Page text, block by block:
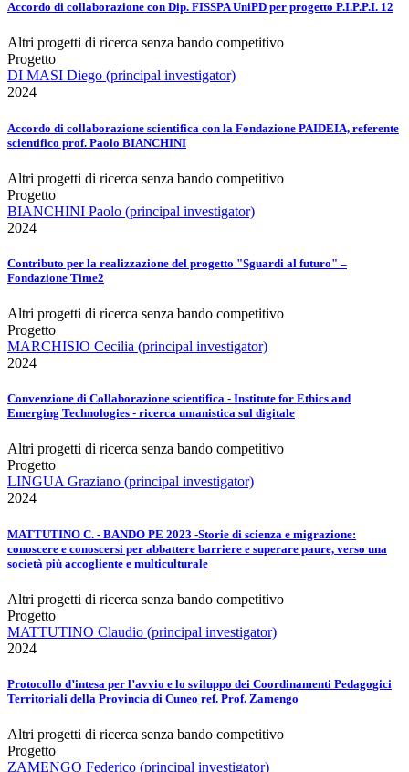
Accordo di collaborazione con Dip. FISSPA UniPD per progetto P.I.P.P.I. 12
Altri progetti di ricerca senza bando competitivo
Progetto
DI MASI Diego (principal investigator)
2024
Accordo di collaborazione scientifica con la Fondazione PAIDEIA, referente
scientifico prof. Paolo BIANCHINI
Altri progetti di ricerca senza bando competitivo
Progetto
BIANCHINI Paolo (principal investigator)
2024
Contributo per la realizzazione del progetto "Sguardi al futuro" –
Fondazione Time2
Altri progetti di ricerca senza bando competitivo
Progetto
MARCHISIO Cecilia (principal investigator)
2024
Convenzione di Collaborazione scientifica - Institute for Ethics and
Emerging Technologies - ricerca umanistica sul digitale
Altri progetti di ricerca senza bando competitivo
Progetto
LINGUA Graziano (principal investigator)
2024
MATTUTINO C. - BANDO PE 2023 -Storie di scienza e migrazione:
conoscere e conoscersi per abbattere barriere e superare paure, verso una
società più accogliente e multiculturale
Altri progetti di ricerca senza bando competitivo
Progetto
MATTUTINO Claudio (principal investigator)
2024
Protocollo d’intesa per l’avvio e lo sviluppo dei Coordinamenti Pedagogici
Territoriali della Provincia di Cuneo ref. Prof. Zamengo
Altri progetti di ricerca senza bando competitivo
Progetto
ZAMENGO Federico (principal investigator)